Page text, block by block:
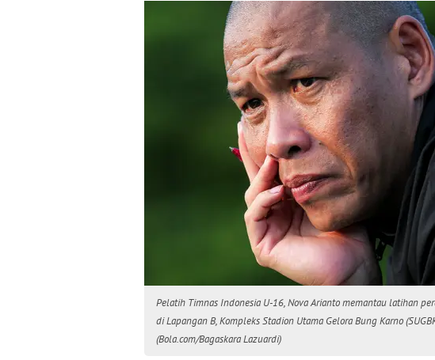
Pelatih Timnas Indonesia U-16, Nova Arianto memantau latihan
di Lapangan B, Kompleks Stadion Utama Gelora Bung Karno
(Bola.com/Bagaskara Lazuardi)